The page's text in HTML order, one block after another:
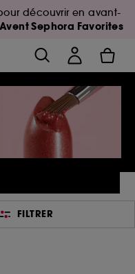
découvrir en avant-
Sephora Favorites
FILTRER